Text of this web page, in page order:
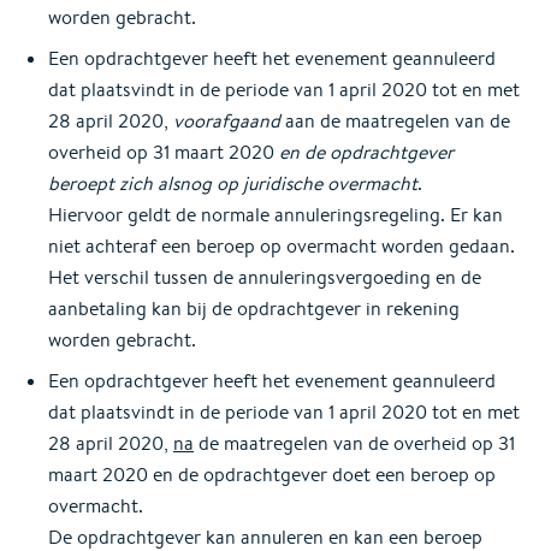
worden gebracht.
Een opdrachtgever heeft het evenement geannuleerd
dat plaatsvindt in de periode van 1 april 2020 tot en met
28 april 2020, voorafgaandaan de maatregelen van de
overheid op 31 maart 2020 en de opdrachtgever
beroept zich alsnog op juridische overmacht.
Hiervoor geldt de normale annuleringsregeling. Er kan
niet achteraf een beroep op overmacht worden gedaan.
Het verschil tussen de annuleringsvergoeding en de
aanbetaling kan bij de opdrachtgever in rekening
worden gebracht.
Een opdrachtgever heeft het evenement geannuleerd
dat plaatsvindt in de periode van 1 april 2020 tot en met
28 april 2020, na de maatregelen van de overheid op 31
maart 2020 en de opdrachtgever doet een beroep op
overmacht.
De opdrachtgever kan annuleren en kan een beroep